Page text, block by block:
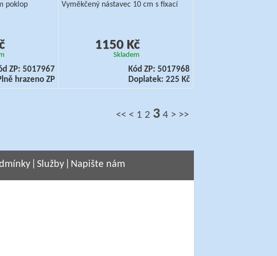
poklop
ZP: 5017967
hrazeno ZP
Vyměkčený nástavec 10 cm s fixací
1150 Kč
Skladem
Kód ZP: 5017968
Doplatek: 225 Kč
<< < 1 2 3 4 > >>
Služby Napište nám